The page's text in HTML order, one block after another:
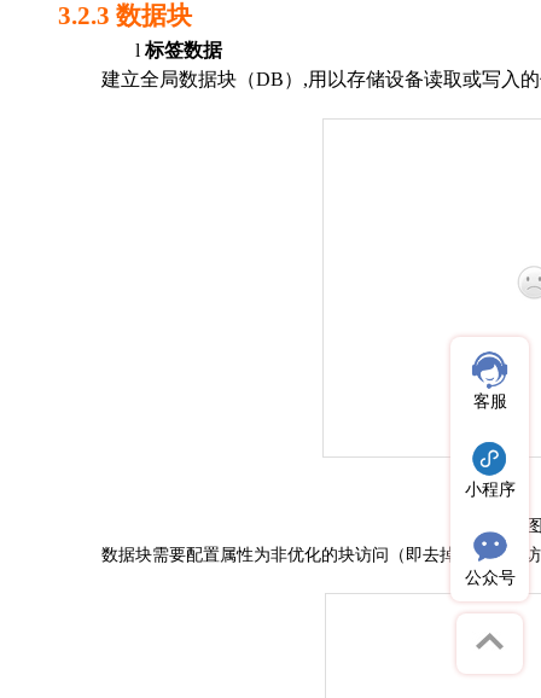
3.2.3 数据块
l 标签数据
建立全局数据块（DB） ,用以存储设备读取或写入 的
数据块需要配置属性为非优化的块访问
（即去掉优化的快
客服
小程序
公众号